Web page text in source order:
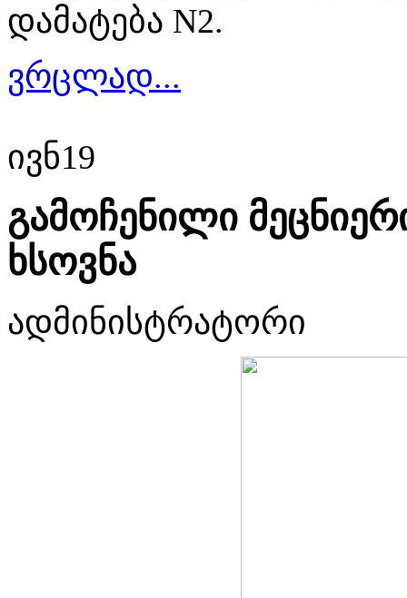
დამატება N2.
ვრცლად...
ივნ19
გამოჩენილი
ხსოვნა
ადმინისტრატორი